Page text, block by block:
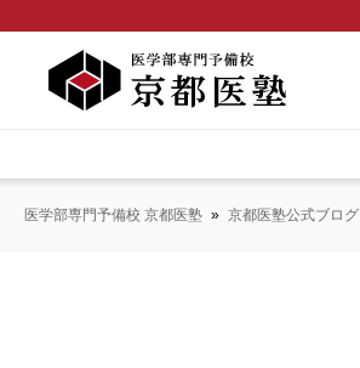
医学部専門予備校 京都医塾 » 京都医塾公式ブログ